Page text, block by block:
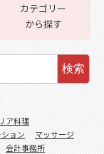
カテゴリー
から探す
検索
ア料理
ョン
マッサージ
会計事務所